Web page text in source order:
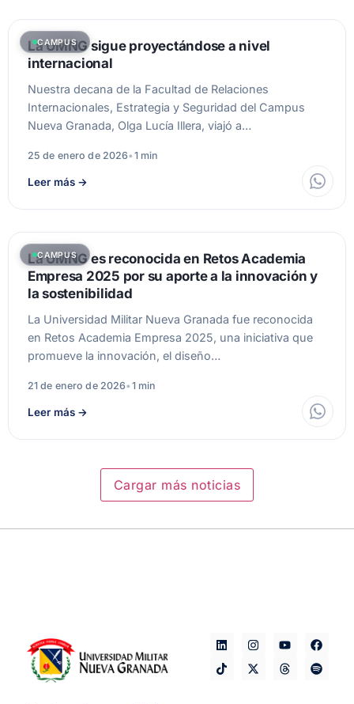
CAMPUS
La UMNG sigue proyectándose a nivel
internacional
Nuestra decana de la Facultad de Relaciones
Internacionales, Estrategia y Seguridad del Campus
Nueva Granada, Olga Lucía Illera, viajó a…
25 de enero de 2026• 1 min
Leer más →
CAMPUS
La UMNG es reconocida en Retos Academia
Empresa 2025 por su aporte a la innovación y
la sostenibilidad
La Universidad Militar Nueva Granada fue reconocida
en Retos Academia Empresa 2025, una iniciativa que
promueve la innovación, el diseño…
21 de enero de 2026• 1 min
Leer más →
Cargar más noticias